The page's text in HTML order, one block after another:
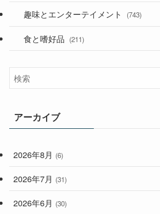
(181)
(394)
(282)
(33)
(248)
趣味とエンターテイメント (743)
(56)
食と嗜好品 (211)
アーカイブ
2026年8月 (6)
2026年7月 (31)
2026年6月 (30)